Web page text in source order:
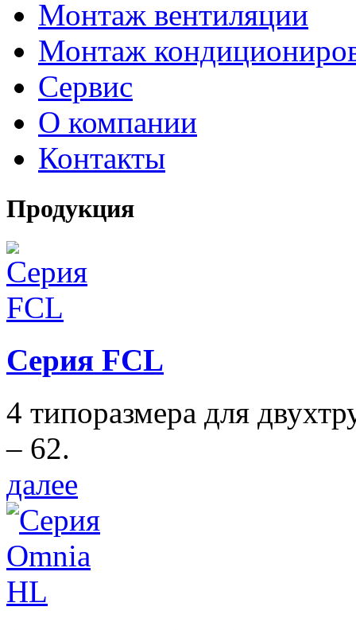
Монтаж вентиляции
Монтаж
Сервис
О компании
Контакты
Продукция
Серия FCL
4 типоразмера для
– 62.
далее